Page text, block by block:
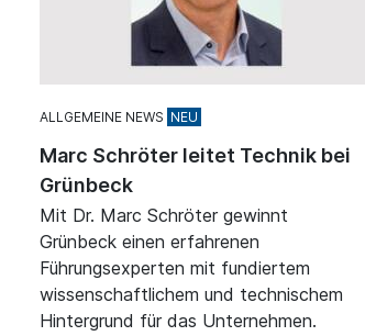
ALLGEMEINE NEWS
Marc Schröter leitet Technik bei
Grünbeck
Mit Dr. Marc Schröter gewinnt
Grünbeck einen erfahrenen
Führungsexperten mit fundiertem
wissenschaftlichem und technischem
Hintergrund für das Unternehmen.